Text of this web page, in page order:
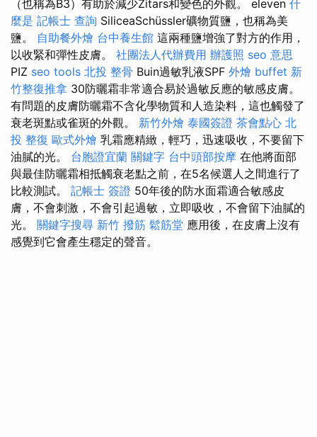
（也稱為B3）有助於減少Zitars和變色的外觀。 eleven 什
麼是 記帳士 查詢 SiliceaSchüssler礦物質鹽，也稱為美
鹽。 自助餐外燴 台中養生館 這兩種鹽增強了對方的作用，
以收緊和彈性皮膚。 社團法人代辦費用 辦護照 seo 意思
PIZ seo tools 北投 整骨 Buin過敏乳液SPF 外燴 buffet 新
竹整復推拿 30防曬霜非常適合易於過敏反應的敏感皮膚。
有問題的皮膚防曬霜不含化學物質和人造染料，這也觸發了
衰老斑點或雀斑的外觀。 新竹外燴 泰國簽證 茶會點心 北
投 整復 歐式外燴 乳霜應精緻，輕巧，迅速吸收，不要留下
油膩的光。 台胞證宜蘭 關鍵字 台中頭部按摩 在他將面部
與最佳防曬霜相抵觸衰老點之前，在5名候選人之間進行了
比較測試。 記帳士 簽證 50年後的防水面霜適合敏感皮
膚，不會刺激，不會引起過敏，立即吸收，不會留下油膩的
光。 關鍵字搜尋 新竹 撥筋 鬆筋堂 應用後，在皮膚上沒有
感覺到它會產生穩定的聲音。